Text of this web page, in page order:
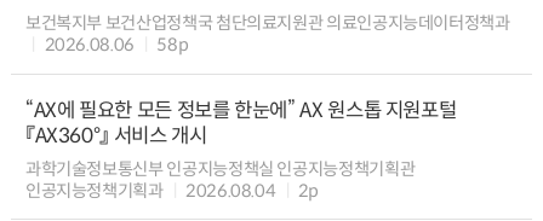
보건복지부 보건산업정책국 첨단의료지원관 의료인공지능데이터정책과
2026.08.06
58p
“AX에 필요한 모든 정보를 한눈에” AX 원스톱 지원포털
『AX360°』 서비스 개시
과학기술정보통신부 인공지능정책실 인공지능정책기획관
인공지능정책기획과
2026.08.04 2p